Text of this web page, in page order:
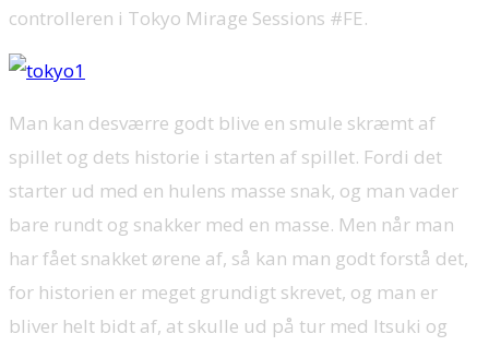
controlleren i Tokyo Mirage Sessions #FE.
Man kan desværre godt blive en smule skræmt af
spillet og dets historie i starten af spillet. Fordi det
starter ud med en hulens masse snak, og man vader
bare rundt og snakker med en masse. Men når man
har fået snakket ørene af, så kan man godt forstå det,
for historien er meget grundigt skrevet, og man er
bliver helt bidt af, at skulle ud på tur med Itsuki og